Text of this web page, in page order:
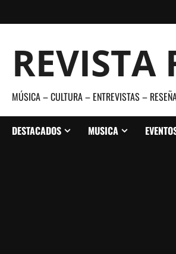
al
REVISTA
MÚSICA – CULTURA – ENTREVISTAS –
DESTACADOS MUSICA